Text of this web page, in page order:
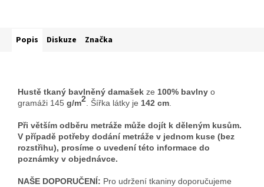
Popis Diskuze Značka
Hustě tkaný bavlněný damašek ze 100% bavlny o
gramáži 145 g/m2. Šířka látky je 142 cm.
Při větším odběru metráže může dojít k děleným kusům.
V případě potřeby dodání metráže v jednom kuse (bez
rozstřihu), prosíme o uvedení této informace do
poznámky v objednávce.
NAŠE DOPORUČENÍ: Pro udržení tkaniny doporučujeme